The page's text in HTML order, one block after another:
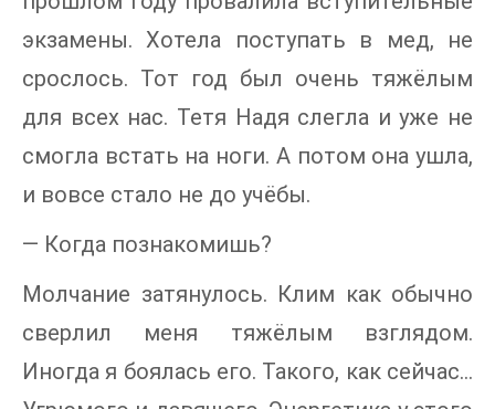
экзамены. Хотела поступать в мед, не
срослось. Тот год был очень тяжёлым
для всех нас. Тетя Надя слегла и уже не
смогла встать на ноги. А потом она ушла,
и вовсе стало не до учёбы.
— Когда познакомишь?
Молчание затянулось. Клим как обычно
сверлил меня тяжёлым взглядом.
Иногда я боялась его. Такого, как сейчас…